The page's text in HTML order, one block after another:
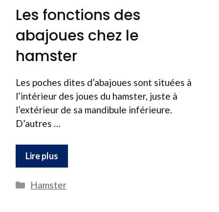
Les fonctions des
abajoues chez le
hamster
Les poches dites d’abajoues sont situées à
l’intérieur des joues du hamster, juste à
l’extérieur de sa mandibule inférieure.
D’autres …
Lire plus
Catégories
Hamster